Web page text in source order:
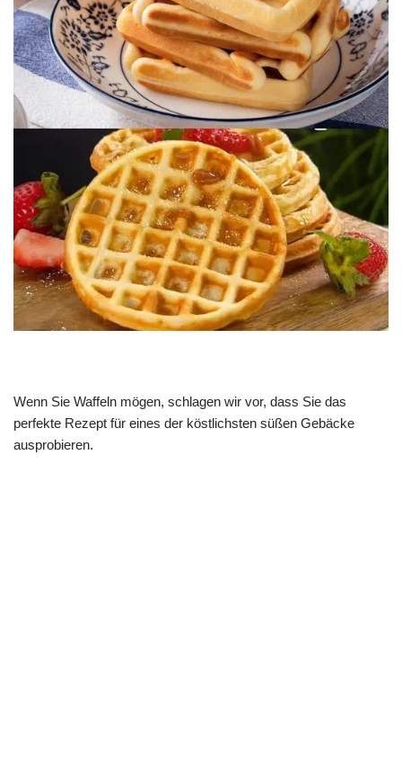
Wenn Sie Waffeln mögen, schlagen wir vor, dass Sie das
perfekte Rezept für eines der köstlichsten süßen Gebäcke
ausprobieren.